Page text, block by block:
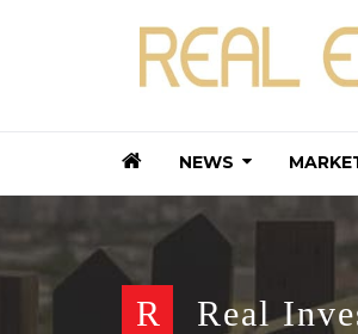
NEWS
R Real